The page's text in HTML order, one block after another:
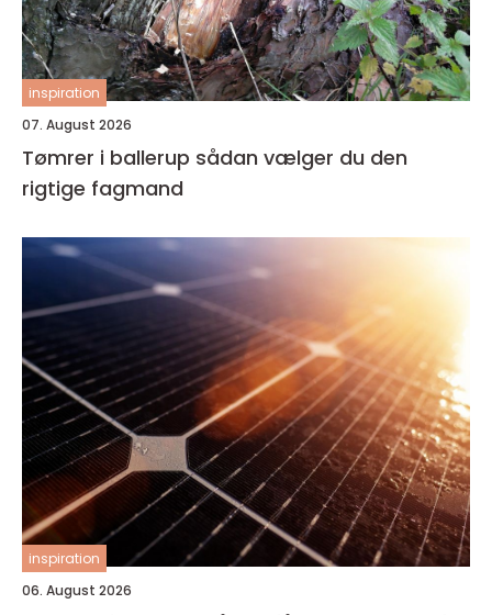
inspiration
07. August 2026
Tømrer i ballerup sådan vælger du den
rigtige fagmand
inspiration
06. August 2026